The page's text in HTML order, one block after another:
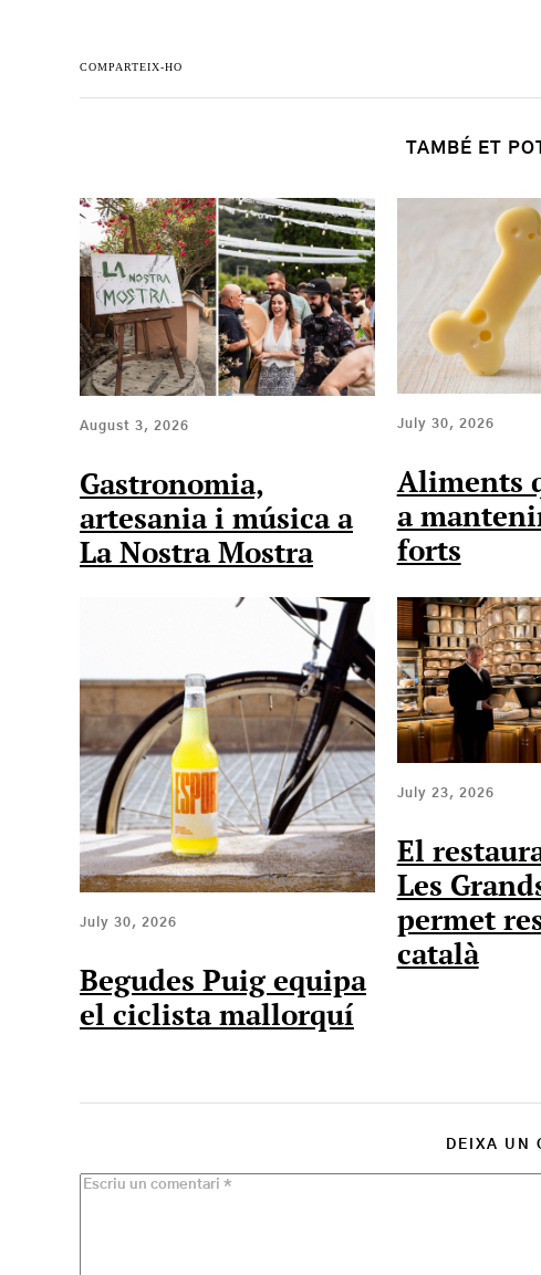
COMPARTEIX-HO
TAMBÉ ET
August 3, 2026
Gastronomia,
artesania i música a
La Nostra Mostra
July 30, 2026
Aliments
a
forts
July 30, 2026
Begudes Puig equipa
el ciclista mallorquí
July 23, 2026
El
Les
permet
català
DEIXA UN